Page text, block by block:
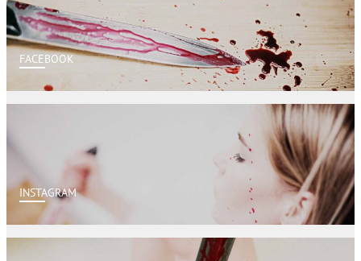
FACEBOOK
INSTAGRAM